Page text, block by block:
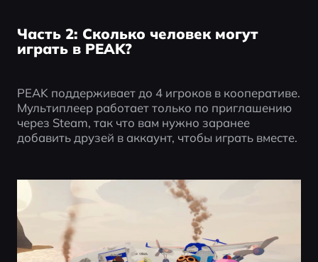
Часть 2: Сколько человек могут
играть в PEAK?
PEAK поддерживает до 4 игроков в кооперативе.
Мультиплеер работает только по приглашению
через Steam, так что вам нужно заранее
добавить друзей в аккаунт, чтобы играть вместе.